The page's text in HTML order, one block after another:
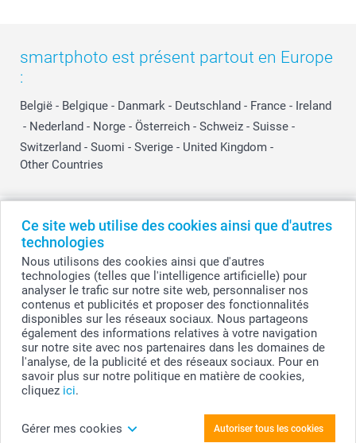
Ce site web utilise des cookies ainsi que d'autres
technologies
Nous utilisons des cookies ainsi que d'autres
technologies (telles que l'intelligence artificielle) pour
analyser le trafic sur notre site web, personnaliser nos
contenus et publicités et proposer des fonctionnalités
disponibles sur les réseaux sociaux. Nous partageons
également des informations relatives à votre navigation
sur notre site avec nos partenaires dans les domaines de
l'analyse, de la publicité et des réseaux sociaux. Pour en
savoir plus sur notre politique en matière de cookies,
cliquez ici.
Gérer mes cookies Autoriser tous les cookies
smartphoto est présent partout en Europe
:
België - Belgique - Danmark - Deutschland - France - Ireland
- Nederland - Norge - Österreich - Schweiz - Suisse -
Switzerland - Suomi - Sverige - United Kingdom -
Other Countries
© smartphoto group. Tous droits réservés
smartphoto group SA.
Siège social : Kwatrechtsteenweg 160, 9230 Wetteren, Belgique
Numéro de TVA BE 0405.706.755
Numéro d'entreprise 0405.706.755.
Coordonnées bancaires: IBAN BE71 2850 2711 5569 - BIC: GEBABEBB
Tous les prix sont en EURO (€), TVA incluse et hors frais de port.